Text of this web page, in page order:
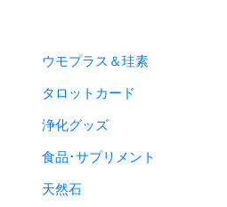
ウモプラス＆珪素
タロットカード
浄化グッズ
食品･サプリメント
天然石